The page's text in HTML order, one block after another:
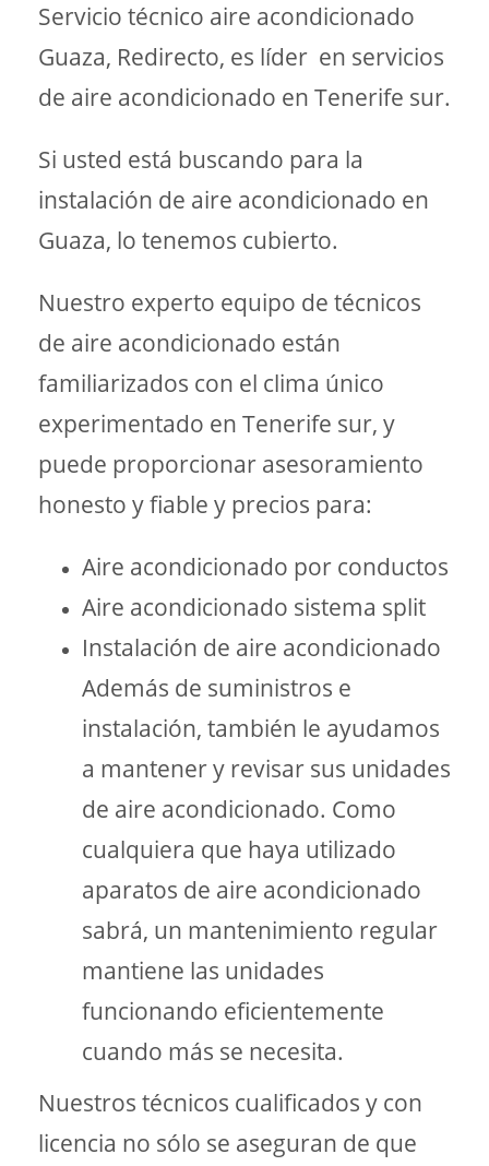
Servicio técnico aire acondicionado
Guaza, Redirecto, es líder en servicios
de aire acondicionado en Tenerife sur.
Si usted está buscando para la
instalación de aire acondicionado en
Guaza, lo tenemos cubierto.
Nuestro experto equipo de técnicos
de aire acondicionado están
familiarizados con el clima único
experimentado en Tenerife sur, y
puede proporcionar asesoramiento
honesto y fiable y precios para:
Aire acondicionado por conductos
Aire acondicionado sistema split
Instalación de aire acondicionado
Además de suministros e
instalación, también le ayudamos
a mantener y revisar sus unidades
de aire acondicionado. Como
cualquiera que haya utilizado
aparatos de aire acondicionado
sabrá, un mantenimiento regular
mantiene las unidades
funcionando eficientemente
cuando más se necesita.
Nuestros técnicos cualificados y con
licencia no sólo se aseguran de que